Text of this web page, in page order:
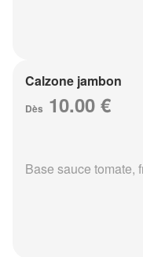
Calzone jambon
Dès 10.00 €
Base sauce tomate,